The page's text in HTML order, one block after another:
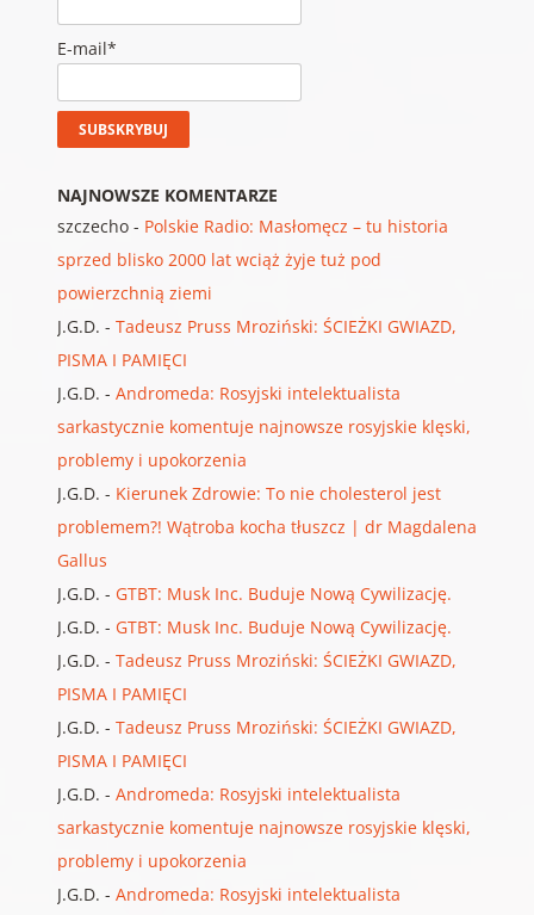
E-mail*
NAJNOWSZE KOMENTARZE
szczecho- Polskie Radio: Masłomęcz – tu historia
sprzed blisko 2000 lat wciąż żyje tuż pod
powierzchnią ziemi
J.G.D. - Tadeusz Pruss Mroziński: ŚCIEŻKI GWIAZD,
PISMA I PAMIĘCI
J.G.D. - Andromeda: Rosyjski intelektualista
sarkastycznie komentuje najnowsze rosyjskie klęski,
problemy i upokorzenia
J.G.D. - Kierunek Zdrowie: To nie cholesterol jest
problemem?! Wątroba kocha tłuszcz | dr Magdalena
Gallus
J.G.D. - GTBT: Musk Inc. Buduje Nową Cywilizację.
J.G.D. - GTBT: Musk Inc. Buduje Nową Cywilizację.
J.G.D. - Tadeusz Pruss Mroziński: ŚCIEŻKI GWIAZD,
PISMA I PAMIĘCI
J.G.D. - Tadeusz Pruss Mroziński: ŚCIEŻKI GWIAZD,
PISMA I PAMIĘCI
J.G.D. - Andromeda: Rosyjski intelektualista
sarkastycznie komentuje najnowsze rosyjskie klęski,
problemy i upokorzenia
J.G.D. - Andromeda: Rosyjski intelektualista